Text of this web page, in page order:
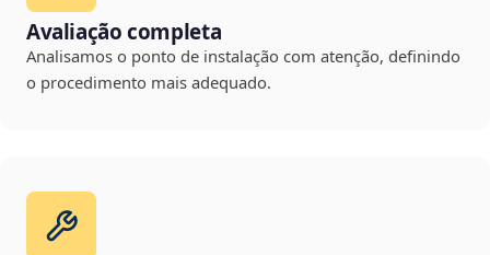
Avaliação completa
Analisamos o ponto de instalação com atenção, definindo
o procedimento mais adequado.